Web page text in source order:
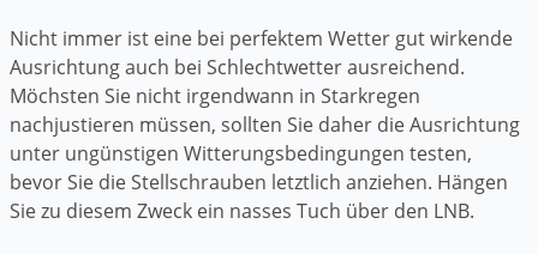
Nicht immer ist eine bei perfektem Wetter gut wirkende
Ausrichtung auch bei Schlechtwetter ausreichend.
Möchsten Sie nicht irgendwann in Starkregen
nachjustieren müssen, sollten Sie daher die Ausrichtung
unter ungünstigen Witterungsbedingungen testen,
bevor Sie die Stellschrauben letztlich anziehen. Hängen
Sie zu diesem Zweck ein nasses Tuch über den LNB.